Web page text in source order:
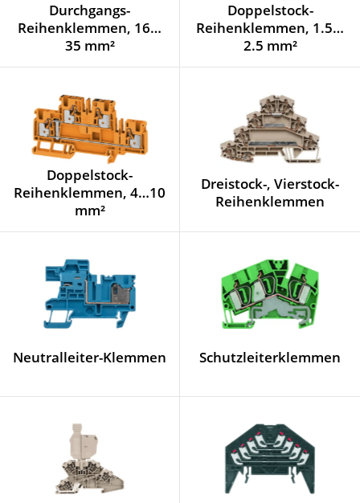
Durchgangs-
Reihenklemmen, 16…
35 mm²
Doppelstock-
Reihenklemmen, 1.5…
2.5 mm²
Doppelstock-
Reihenklemmen, 4…10
mm²
Dreistock-, Vierstock-
Reihenklemmen
Neutralleiter-Klemmen Schutzleiterklemmen